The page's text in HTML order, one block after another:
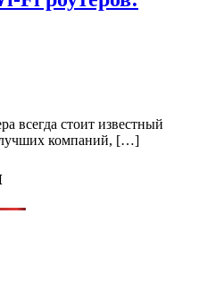
всегда стоит известный
лучших компаний, […]